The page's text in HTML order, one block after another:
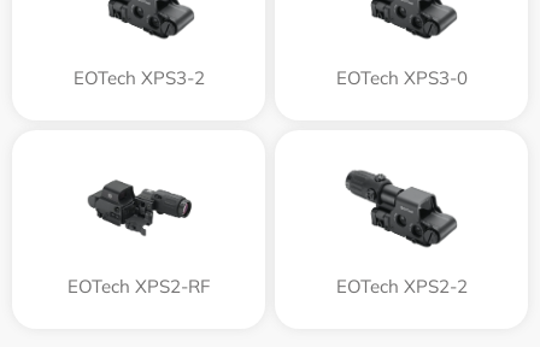
EOTech XPS3-2 EOTech XPS3-0
EOTech XPS2-RF EOTech XPS2-2